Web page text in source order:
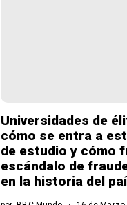
Universidades de
cómo se entra a
de estudio y cómo
escándalo de
en la historia del